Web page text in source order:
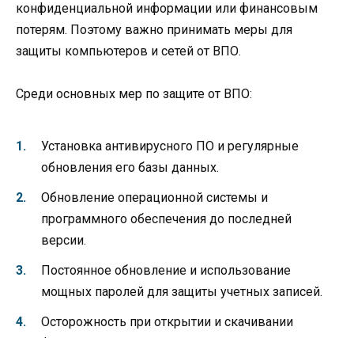
конфиденциальной информации или финансовым
потерям. Поэтому важно принимать меры для
защиты компьютеров и сетей от ВПО.
Среди основных мер по защите от ВПО:
Установка антивирусного ПО и регулярные
обновления его базы данных.
Обновление операционной системы и
программного обеспечения до последней
версии.
Постоянное обновление и использование
мощных паролей для защиты учетных записей.
Осторожность при открытии и скачивании